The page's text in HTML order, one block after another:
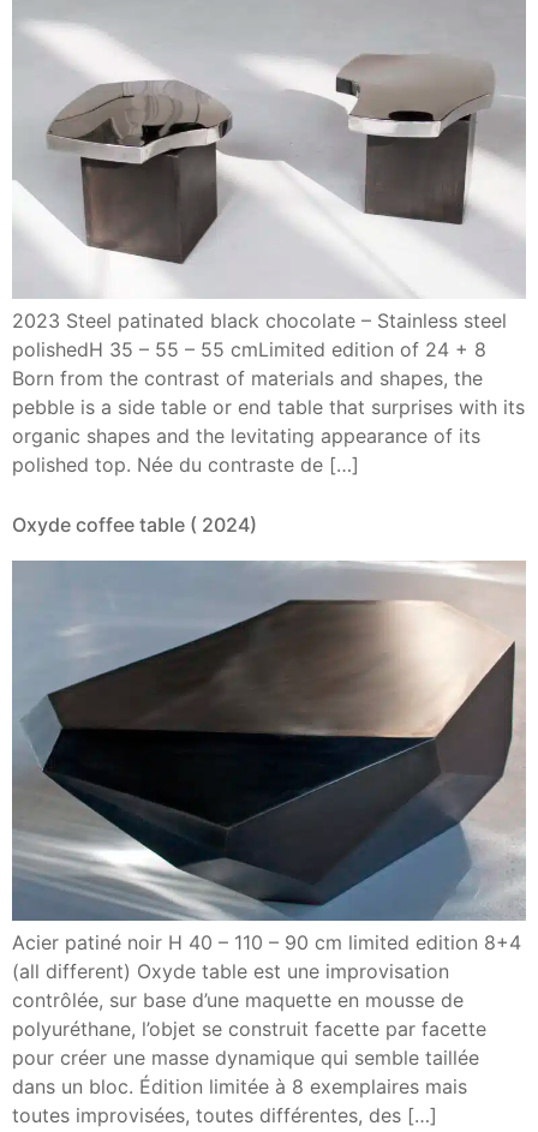
2023 Steel patinated black chocolate – Stainless steel
polishedH 35 – 55 – 55 cmLimited edition of 24 + 8
Born from the contrast of materials and shapes, the
pebble is a side table or end table that surprises with its
organic shapes and the levitating appearance of its
polished top. Née du contraste de […]
Oxyde coffee table ( 2024)
Acier patiné noir H 40 – 110 – 90 cm limited edition 8+4
(all different) Oxyde table est une improvisation
contrôlée, sur base d’une maquette en mousse de
polyuréthane, l’objet se construit facette par facette
pour créer une masse dynamique qui semble taillée
dans un bloc. Édition limitée à 8 exemplaires mais
toutes improvisées, toutes différentes, des […]